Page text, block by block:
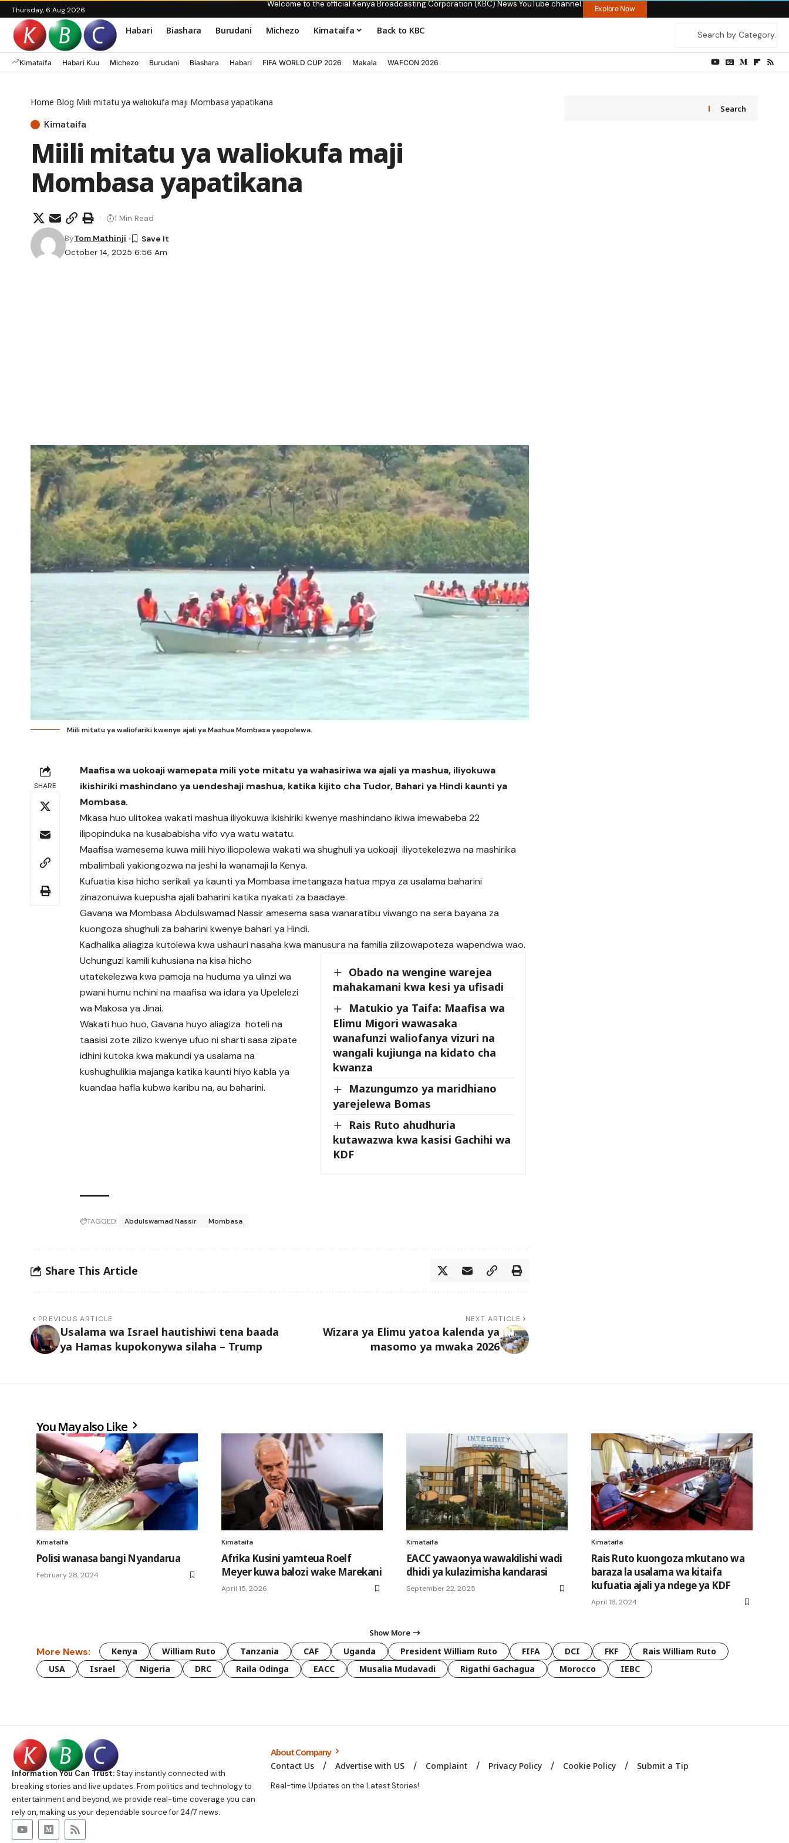
Thursday, 6 Aug 2026
Welcome to the official Kenya Broadcasting Corporation (KBC) News YouTube channel. Explore Now
Habari Biashara Burudani Michezo Kimataifa Back to KBC
Kimataifa Habari Kuu Michezo Burudani Biashara Habari FIFA WORLD CUP 2026 Makala WAFCON 2026
Home Blog Miili mitatu ya waliokufa maji Mombasa yapatikana
Kimataifa
Miili mitatu ya waliokufa maji
Mombasa yapatikana
October 14, 2025 6:56 Am
ByTom Mathinji
1 Min Read
Miili mitatu ya waliofariki kwenye ajali ya Mashua Mombasa yaopolewa.
SHARE
Maafisa wa uokoaji wamepata mili yote mitatu ya wahasiriwa wa ajali ya mashua, iliyokuwa
ikishiriki mashindano ya uendeshaji mashua, katika kijito cha Tudor, Bahari ya Hindi kaunti ya
Mombasa.
Mkasa huo ulitokea wakati mashua iliyokuwa ikishiriki kwenye mashindano ikiwa imewabeba 22
ilipopinduka na kusababisha vifo vya watu watatu.
Maafisa wamesema kuwa miili hiyo iliopolewa wakati wa shughuli ya uokoaji iliyotekelezwa na mashirika
mbalimbali yakiongozwa na jeshi la wanamaji la Kenya.
Kufuatia kisa hicho serikali ya kaunti ya Mombasa imetangaza hatua mpya za usalama baharini
zinazonuiwa kuepusha ajali baharini katika nyakati za baadaye.
Gavana wa Mombasa Abdulswamad Nassir amesema sasa wanaratibu viwango na sera bayana za
kuongoza shughuli za baharini kwenye bahari ya Hindi.
Kadhalika aliagiza kutolewa kwa ushauri nasaha kwa manusura na familia zilizowapoteza wapendwa wao.
Obado na wengine warejea
mahakamani kwa kesi ya ufisadi
Matukio ya Taifa: Maafisa wa
Elimu Migori wawasaka
wanafunzi waliofanya vizuri na
wangali kujiunga na kidato cha
kwanza
Mazungumzo ya maridhiano
yarejelewa Bomas
Rais Ruto ahudhuria
kutawazwa kwa kasisi Gachihi wa
KDF
Uchunguzi kamili kuhusiana na kisa hicho
utatekelezwa kwa pamoja na huduma ya ulinzi wa
pwani humu nchini na maafisa wa idara ya Upelelezi
wa Makosa ya Jinai.
Wakati huo huo, Gavana huyo aliagiza hoteli na
taasisi zote zilizo kwenye ufuo ni sharti sasa zipate
idhini kutoka kwa makundi ya usalama na
kushughulikia majanga katika kaunti hiyo kabla ya
kuandaa hafla kubwa karibu na, au baharini.
TAGGED: Abdulswamad Nassir Mombasa
Share This Article
PREVIOUS ARTICLE
Usalama wa Israel hautishiwi tena baada
ya Hamas kupokonywa silaha – Trump
NEXT ARTICLE
Wizara ya Elimu yatoa kalenda ya
masomo ya mwaka 2026
Search
You May also Like
Kimataifa
Polisi wanasa bangi Nyandarua
February 28, 2024
Kimataifa
Afrika Kusini yamteua Roelf
Meyer kuwa balozi wake Marekani
April 15, 2026
Kimataifa
EACC yawaonya wawakilishi wadi
dhidi ya kulazimisha kandarasi
September 22, 2025
Kimataifa
Rais Ruto kuongoza mkutano wa
baraza la usalama wa kitaifa
kufuatia ajali ya ndege ya KDF
April 18, 2024
Show More
More News: Kenya William Ruto Tanzania CAF Uganda President William Ruto FIFA DCI FKF
Rais William Ruto
USA
Israel Nigeria DRC Raila Odinga EACC Musalia Mudavadi Rigathi Gachagua Morocco IEBC
Information You Can Trust:Stay instantly connected with
breaking stories and live updates. From politics and technology to
entertainment and beyond, we provide real-time coverage you can
rely on, making us your dependable source for 24/7 news.
About Company
Contact Us Advertise with US Complaint Privacy Policy Cookie Policy Submit a Tip
Real-time Updates on the Latest Stories!